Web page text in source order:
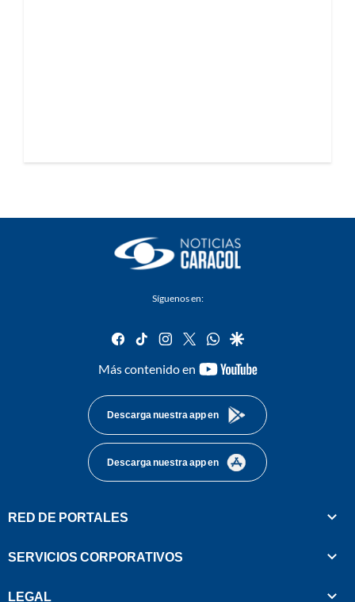
Síguenos en:
facebook
tiktok instagram
twitterwhatsapp
google
Más contenido en
youtube-
Descarga nuestra app en
Descarga nuestra app en
RED DE PORTALES
SERVICIOS CORPORATIVOS
LEGAL